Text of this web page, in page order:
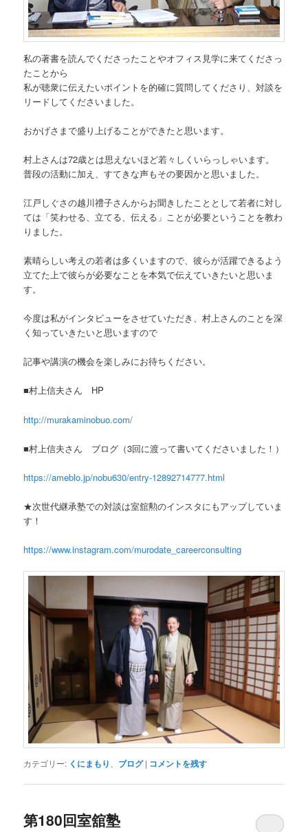
私の著書を読んでくださったことやオフィス見学に来てくださっ
たことから
私が聴衆に伝えたいポイントを的確に質問してくださり、対談を
リードしてくださいました。
おかげさまで盛り上げることができたと思います。
村上さんは72歳とは思えないほど若々しくいらっしゃいます。
普段の活動に加え、すてきな声もその要因かと思いました。
江戸しぐさの越川禮子さんからお聞きしたこととして若者に対し
ては「笑わせる、立てる、伝える」ことが必要ということを教わ
りました。
素晴らしい考えの若者は多くいますので、彼らが活躍できるよう
立てた上で彼らが必要なことを本気で伝えていきたいと思いま
す。
今度は私がインタビューをさせていただき、村上さんのことを深
く知っていきたいと思いますので
記事や講演の機会を楽しみにお待ちください。
■村上信夫さん HP
http://murakaminobuo.com/
■村上信夫さん ブログ（3回に渡って書いてくださいました！）
https://ameblo.jp/nobu630/entry-12892714777.html
★次世代継承塾での対談は室舘勲のインスタにもアップしていま
す！
https://www.instagram.com/murodate_careerconsulting
カテゴリー: くにまもり ブログ | コメントを残す
第180回室舘塾